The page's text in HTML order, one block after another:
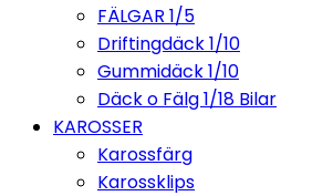
FÄLGAR 1/5
Driftingdäck 1/10
Gummidäck 1/10
Däck o Fälg 1/18 Bilar
KAROSSER
Karossfärg
Karossklips